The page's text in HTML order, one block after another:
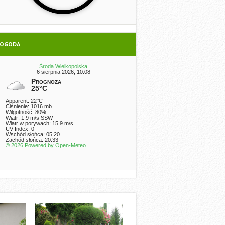
Środa Wielkopolska
6 sierpnia 2026, 10:08
Prognoza
25°C
Apparent: 22°C
Ciśnienie: 1016 mb
Wilgotność: 80%
Wiatr: 1.9 m/s SSW
Wiatr w porywach: 15.9 m/s
UV-Index: 0
Wschód słońca: 05:20
Zachód słońca: 20:33
© 2026 Powered by Open-Meteo